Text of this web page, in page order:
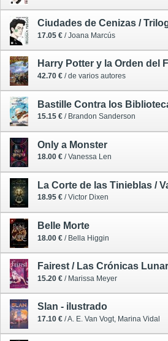
Ciudades de Cenizas /
17.05 € / Joana Marcús
42.70 € / de varios autores
15.15 € / Brandon Sanderson
Only a Monster
18.00 € / Vanessa Len
La Corte de las Tinieblas /
18.95 € / Victor Dixen
Belle Morte
18.00 € / Bella Higgin
Fairest / Las Crónicas
15.20 € / Marissa Meyer
Slan - ilustrado
17.10 € / A. E. Van Vogt, Marina Vidal